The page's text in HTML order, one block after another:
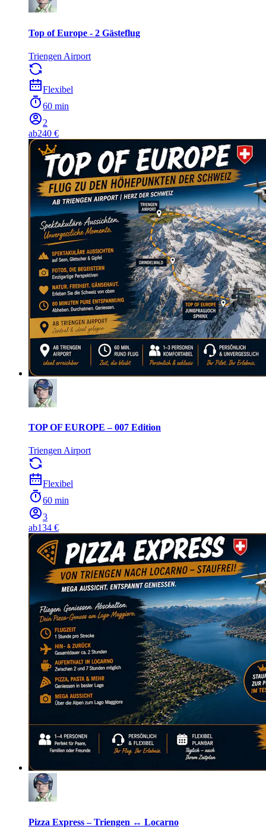
Top of Europe - 2 Gästeflug
Triengen Airport
Flexibel
60 min
2
ab240 €
TOP OF EUROPE – 007 Edition
Triengen Airport
Flexibel
60 min
3
ab134 €
Pizza Express – Triengen ↔ Locarno